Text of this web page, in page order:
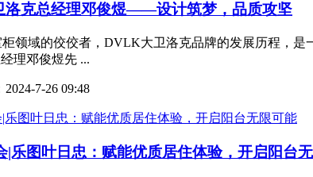
洛克总经理邓俊煜——设计筑梦，品质攻坚
领域的佼佼者，DVLK大卫洛克品牌的发展历程，
理邓俊煜先 ...
7-26 09:48
|乐图叶日忠：赋能优质居住体验，开启阳台